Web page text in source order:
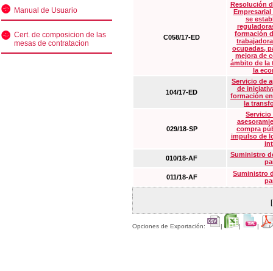
Manual de Usuario
Cert. de composicion de las
mesas de contratacion
C058/17-ED
Resolución
Empresarial
se
formación
ocupadas,
mejora de
ámbito de la
la
104/17-ED
Servicio de
de
formación
la
029/18-SP
Servicio
compra
impulso de
010/18-AF
Suministro
011/18-AF
Suministro
Opciones de Exportación: | | |